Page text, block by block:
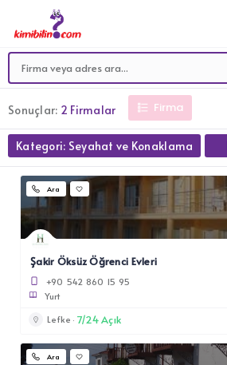
Sonuçlar: 2 Firmalar Firma
Kategori: Seyahat ve Konaklama
Ara
Şakir Öksüz Öğrenci Evleri
+90 542 860 15 95
Yurt
Lefke 7/24 Açık
Ara